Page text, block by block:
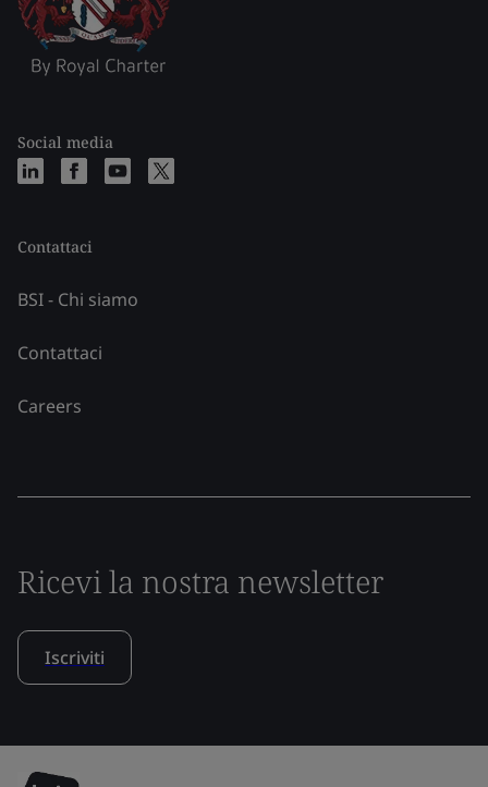
Social media
Contattaci
BSI - Chi siamo
Contattaci
Careers
Ricevi la nostra newsletter
Iscriviti